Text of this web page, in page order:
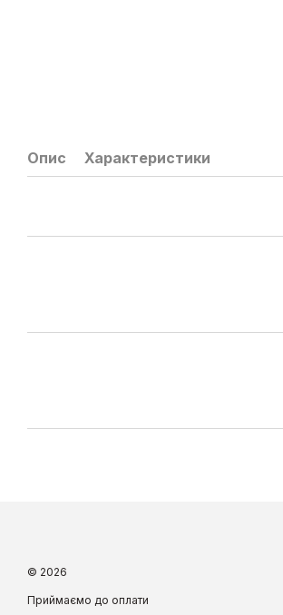
Опис Характеристики
© 2026
Приймаємо до оплати